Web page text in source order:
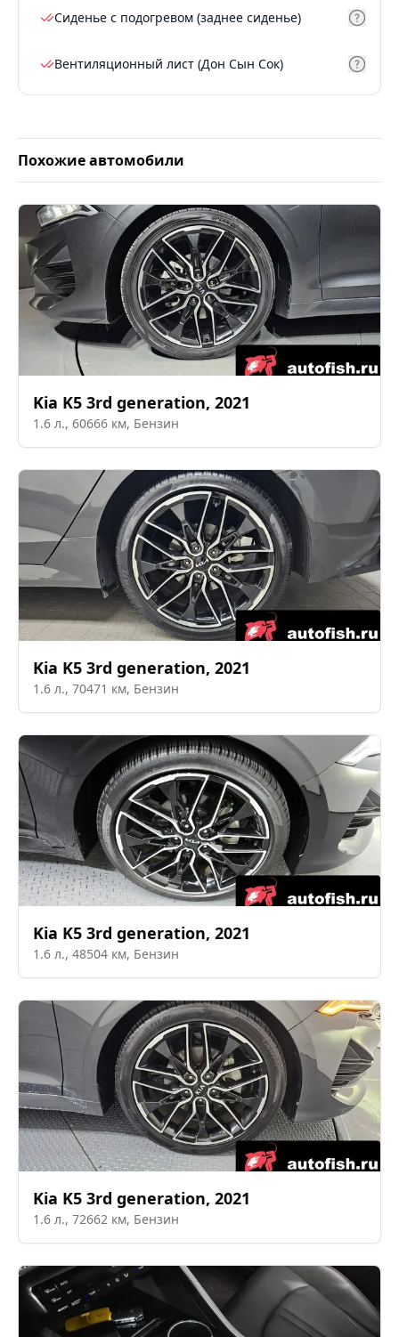
Сиденье с подогревом (заднее сиденье)
Вентиляционный лист (Дон Сын Сок)
Похожие автомобили
Kia K5 3rd generation, 2021
1.6 л., 60666 км, Бензин
Kia K5 3rd generation, 2021
1.6 л., 70471 км, Бензин
Kia K5 3rd generation, 2021
1.6 л., 48504 км, Бензин
Kia K5 3rd generation, 2021
1.6 л., 72662 км, Бензин